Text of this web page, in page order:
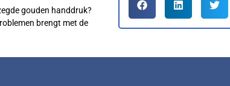
gouden handdruk?
brengt met de